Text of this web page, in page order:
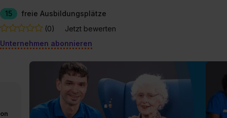
15
freie Ausbildungsplätze
(0)
Jetzt bewerten
Unternehmen abonnieren